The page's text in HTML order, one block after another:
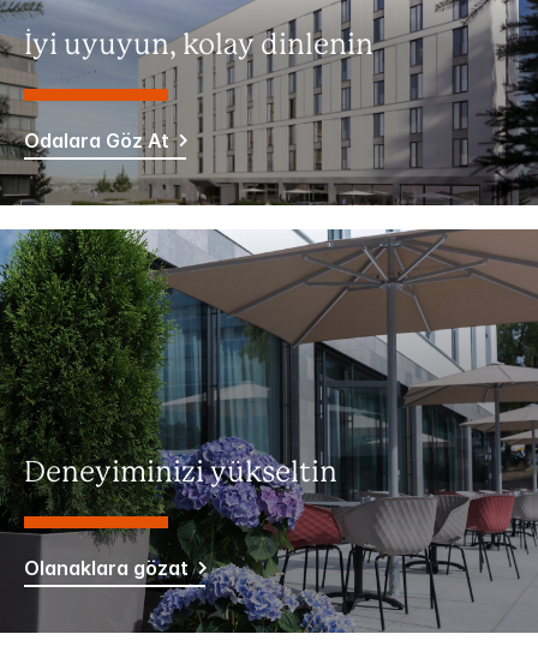
İyi uyuyun, kolay dinlenin
Odalara Göz At
Deneyiminizi yükseltin
Olanaklara gözat